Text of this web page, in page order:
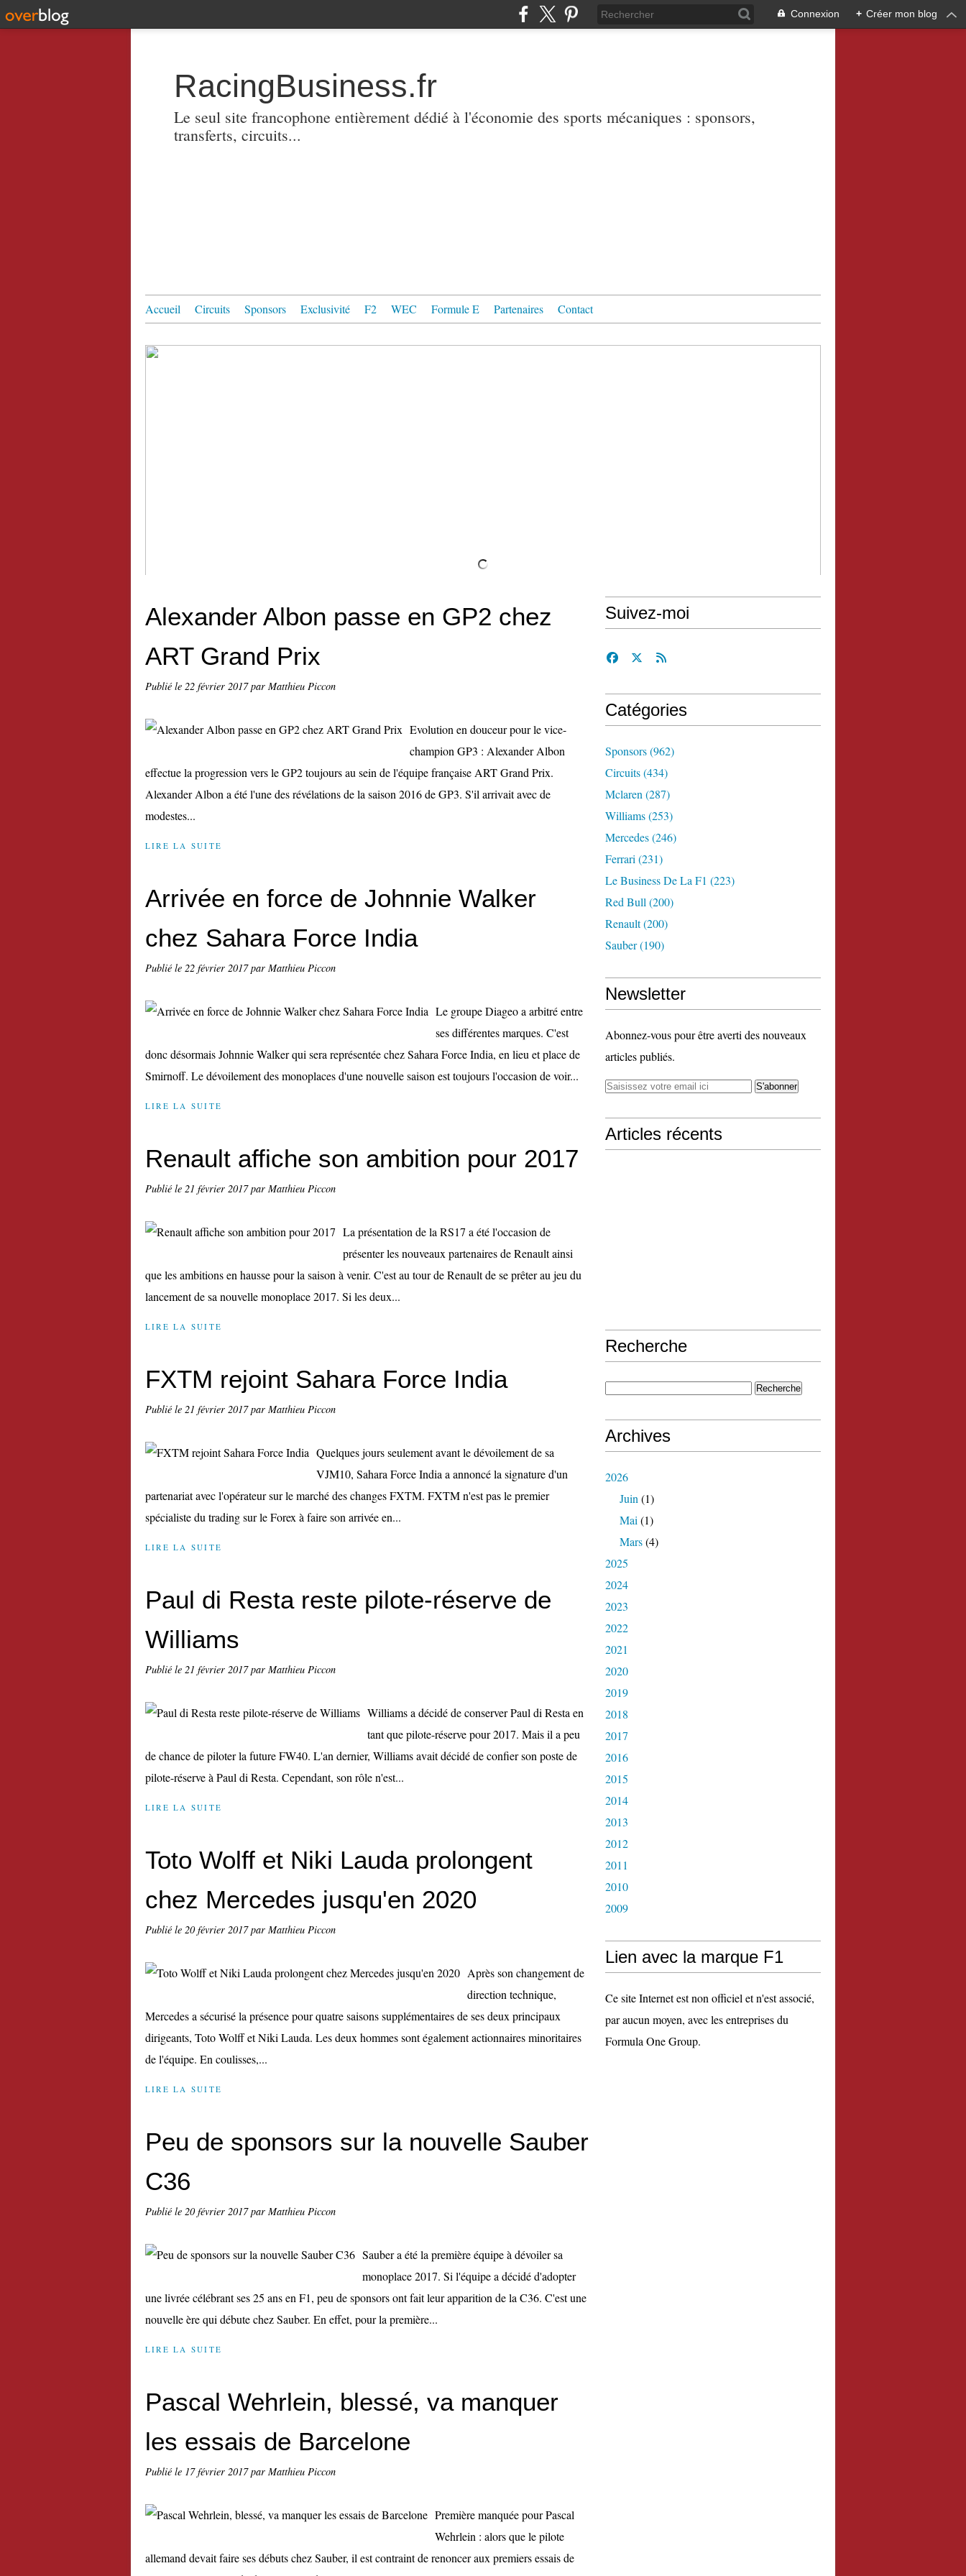
Connexion + Créer mon blog
RacingBusiness.fr
Le seul site francophone entièrement dédié à l'économie des sports mécaniques : sponsors,
transferts, circuits...
Accueil Circuits Sponsors Exclusivité F2 WEC Formule E Partenaires Contact
Alexander Albon passe en GP2 chez
ART Grand Prix
Publié le 22 février 2017par Matthieu Piccon
Evolution en douceur pour le vice-
champion GP3 : Alexander Albon
effectue la progression vers le GP2 toujours au sein de l'équipe française ART Grand Prix.
Alexander Albon a été l'une des révélations de la saison 2016 de GP3. S'il arrivait avec de
modestes...
LIRE LA SUITE
Arrivée en force de Johnnie Walker
chez Sahara Force India
Publié le 22 février 2017par Matthieu Piccon
Le groupe Diageo a arbitré entre
ses différentes marques. C'est
donc désormais Johnnie Walker qui sera représentée chez Sahara Force India, en lieu et place de
Smirnoff. Le dévoilement des monoplaces d'une nouvelle saison est toujours l'occasion de voir...
LIRE LA SUITE
Renault affiche son ambition pour 2017
Publié le 21 février 2017par Matthieu Piccon
La présentation de la RS17 a été l'occasion de
présenter les nouveaux partenaires de Renault ainsi
que les ambitions en hausse pour la saison à venir. C'est au tour de Renault de se prêter au jeu du
lancement de sa nouvelle monoplace 2017. Si les deux...
LIRE LA SUITE
FXTM rejoint Sahara Force India
Publié le 21 février 2017par Matthieu Piccon
Quelques jours seulement avant le dévoilement de sa
VJM10, Sahara Force India a annoncé la signature d'un
partenariat avec l'opérateur sur le marché des changes FXTM. FXTM n'est pas le premier
spécialiste du trading sur le Forex à faire son arrivée en...
LIRE LA SUITE
Paul di Resta reste pilote-réserve de
Williams
Publié le 21 février 2017par Matthieu Piccon
Williams a décidé de conserver Paul di Resta en
tant que pilote-réserve pour 2017. Mais il a peu
de chance de piloter la future FW40. L'an dernier, Williams avait décidé de confier son poste de
pilote-réserve à Paul di Resta. Cependant, son rôle n'est...
LIRE LA SUITE
Toto Wolff et Niki Lauda prolongent
chez Mercedes jusqu'en 2020
Publié le 20 février 2017par Matthieu Piccon
Après son changement de
direction technique,
Mercedes a sécurisé la présence pour quatre saisons supplémentaires de ses deux principaux
dirigeants, Toto Wolff et Niki Lauda. Les deux hommes sont également actionnaires minoritaires
de l'équipe. En coulisses,...
LIRE LA SUITE
Peu de sponsors sur la nouvelle Sauber
C36
Publié le 20 février 2017par Matthieu Piccon
Sauber a été la première équipe à dévoiler sa
monoplace 2017. Si l'équipe a décidé d'adopter
une livrée célébrant ses 25 ans en F1, peu de sponsors ont fait leur apparition de la C36. C'est une
nouvelle ère qui débute chez Sauber. En effet, pour la première...
LIRE LA SUITE
Pascal Wehrlein, blessé, va manquer
les essais de Barcelone
Publié le 17 février 2017par Matthieu Piccon
Première manquée pour Pascal
Wehrlein : alors que le pilote
allemand devait faire ses débuts chez Sauber, il est contraint de renoncer aux premiers essais de
Suivez-moi
Catégories
Sponsors(962)
Circuits(434)
Mclaren (287)
Williams(253)
Mercedes(246)
Ferrari (231)
Le Business De La F1 (223)
Red Bull (200)
Renault(200)
Sauber(190)
Newsletter
Abonnez-vous pour être averti des nouveaux
articles publiés.
Articles récents
Recherche
Archives
2026
Juin (1)
Mai (1)
Mars(4)
2025
2024
2023
2022
2021
2020
2019
2018
2017
2016
2015
2014
2013
2012
2011
2010
2009
Lien avec la marque F1
Ce site Internet est non officiel et n'est associé,
par aucun moyen, avec les entreprises du
Formula One Group.